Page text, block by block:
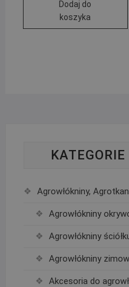
Dodaj do
koszyka
Agrowłókniny,
Agrowłókniny
Agrowłókniny
Agrowłókniny
Akcesoria do